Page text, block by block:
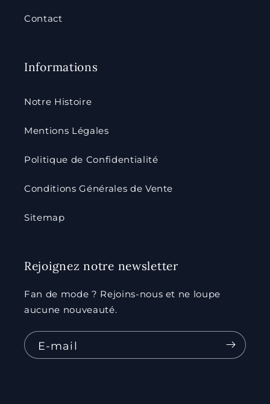
Contact
Informations
Notre Histoire
Mentions Légales
Politique de Confidentialité
Conditions Générales de Vente
Sitemap
Rejoignez notre newsletter
Fan de mode ? Rejoins-nous et ne loupe
aucune nouveauté.
E-mail